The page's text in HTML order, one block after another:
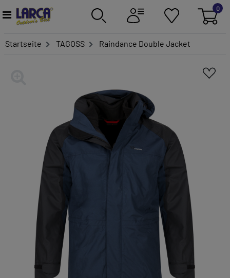
0
Startseite TAGOSS Raindance Double Jacket